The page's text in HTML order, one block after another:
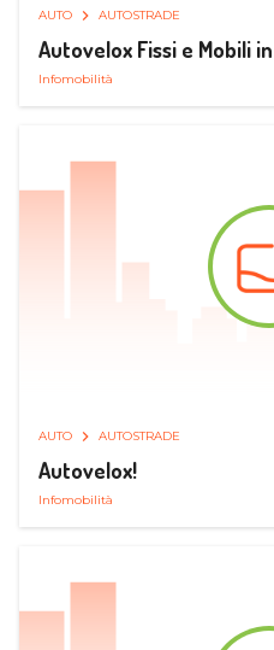
AUTO AUTOSTRADE
Autovelox Fissi e Mobili
Infomobilità
AUTO AUTOSTRADE
Autovelox!
Infomobilità